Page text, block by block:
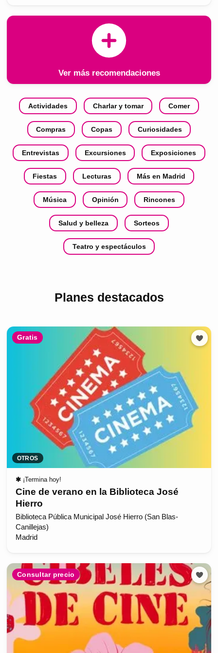
Ver más recomendaciones
Actividades Charlar y tomar Comer
Compras Copas Curiosidades
Entrevistas Excursiones Exposiciones
Fiestas Lecturas Más en Madrid
Música Opinión Rincones
Salud y belleza Sorteos
Teatro y espectáculos
Planes destacados
Gratis
OTROS
✱ ¡Termina hoy!
Cine de verano en la Biblioteca José
Hierro
Biblioteca Pública Municipal José Hierro (San Blas-
Canillejas)
Madrid
Consultar precio